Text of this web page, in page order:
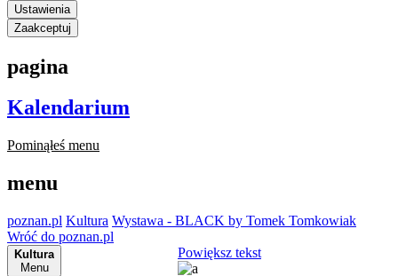
Ustawienia
Zaakceptuj
pagina
Kalendarium
Pominąłeś menu
menu
poznan.pl Kultura Wystawa - BLACK by Tomek Tomkowiak
Wróć do poznan.pl
Kultura
Menu
Powiększ tekst